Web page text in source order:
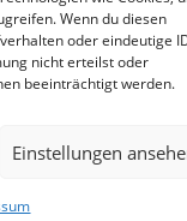
Wenn du diesen
oder eindeutige
nicht erteilst oder
beeinträchtigt werden.
Einstellungen